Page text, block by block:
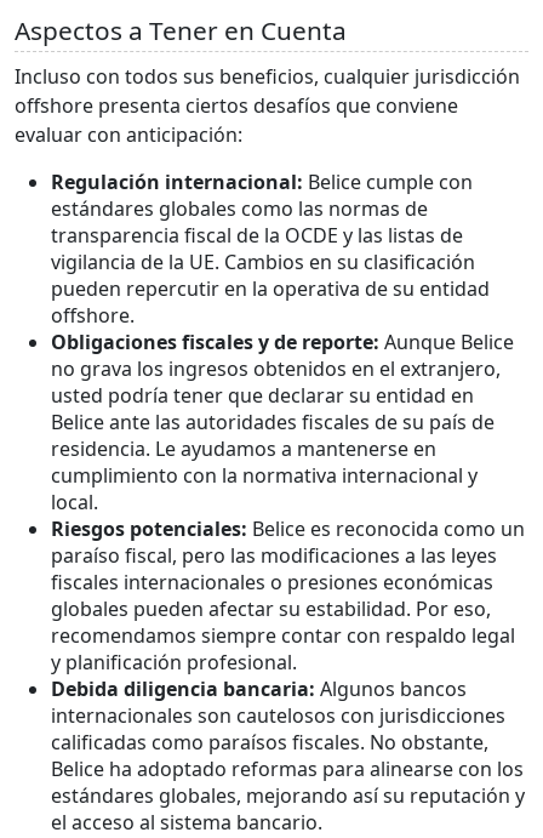
Aspectos a Tener en Cuenta
Incluso con todos sus beneficios, cualquier jurisdicción
offshore presenta ciertos desafíos que conviene
evaluar con anticipación:
Regulación internacional: Belice cumple con
estándares globales como las normas de
transparencia fiscal de la OCDE y las listas de
vigilancia de la UE. Cambios en su clasificación
pueden repercutir en la operativa de su entidad
offshore.
Obligaciones fiscales y de reporte: Aunque Belice
no grava los ingresos obtenidos en el extranjero,
usted podría tener que declarar su entidad en
Belice ante las autoridades fiscales de su país de
residencia. Le ayudamos a mantenerse en
cumplimiento con la normativa internacional y
local.
Riesgos potenciales: Belice es reconocida como un
paraíso fiscal, pero las modificaciones a las leyes
fiscales internacionales o presiones económicas
globales pueden afectar su estabilidad. Por eso,
recomendamos siempre contar con respaldo legal
y planificación profesional.
Debida diligencia bancaria: Algunos bancos
internacionales son cautelosos con jurisdicciones
calificadas como paraísos fiscales. No obstante,
Belice ha adoptado reformas para alinearse con los
estándares globales, mejorando así su reputación y
el acceso al sistema bancario.